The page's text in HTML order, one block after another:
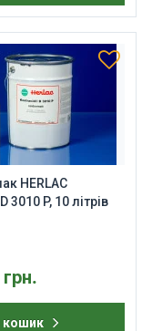
HERLAC
3010 P, 10 літрів
кошик